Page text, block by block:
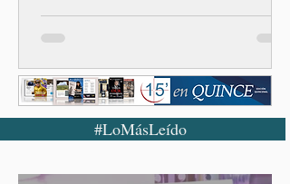
#LoMásLeído